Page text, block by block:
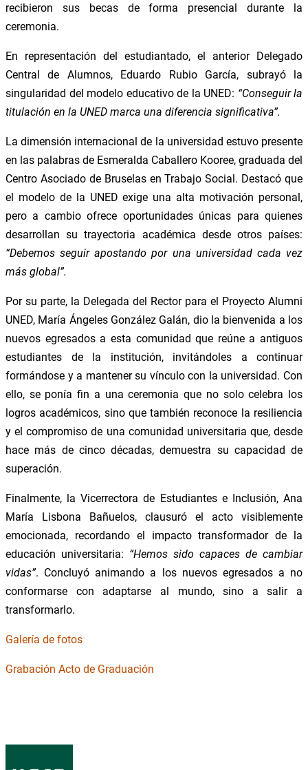
recibieron sus becas de forma presencial durante la
ceremonia.
En representación del estudiantado, el anterior Delegado
Central de Alumnos, Eduardo Rubio García, subrayó la
singularidad del modelo educativo de la UNED: “Conseguir la
titulación en la UNED marca una diferencia significativa”.
La dimensión internacional de la universidad estuvo presente
en las palabras de Esmeralda Caballero Kooree, graduada del
Centro Asociado de Bruselas en Trabajo Social. Destacó que
el modelo de la UNED exige una alta motivación personal,
pero a cambio ofrece oportunidades únicas para quienes
desarrollan su trayectoria académica desde otros países:
“Debemos seguir apostando por una universidad cada vez
más global”.
Por su parte, la Delegada del Rector para el Proyecto Alumni
UNED, María Ángeles González Galán, dio la bienvenida a los
nuevos egresados a esta comunidad que reúne a antiguos
estudiantes de la institución, invitándoles a continuar
formándose y a mantener su vínculo con la universidad. Con
ello, se ponía fin a una ceremonia que no solo celebra los
logros académicos, sino que también reconoce la resiliencia
y el compromiso de una comunidad universitaria que, desde
hace más de cinco décadas, demuestra su capacidad de
superación.
Finalmente, la Vicerrectora de Estudiantes e Inclusión, Ana
María Lisbona Bañuelos, clausuró el acto visiblemente
emocionada, recordando el impacto transformador de la
educación universitaria: “Hemos sido capaces de cambiar
vidas”. Concluyó animando a los nuevos egresados a no
conformarse con adaptarse al mundo, sino a salir a
transformarlo.
Galería de fotos
Grabación Acto de Graduación